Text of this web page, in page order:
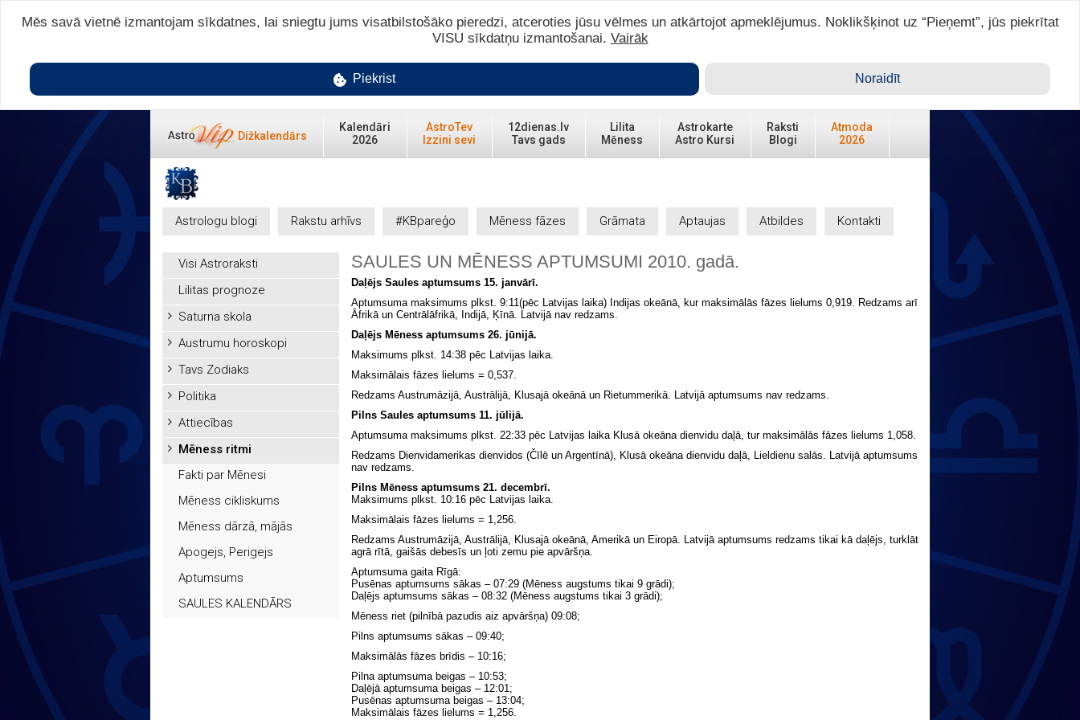
Ienākt ar ASTRO VIP >
Reģistrēties
Dižkalendārs
Kalendāri
2026
AstroTev
Izzini sevi
12dienas.lv
Tavs gads
Lilita
Mēness
Astrokarte
Astro Kursi
Raksti
Blogi
Atmoda
2026
Astrologu blogi Rakstu arhīvs #KBpareģo Mēness fāzes Grāmata Aptaujas Atbildes Kontakti
Visi Astroraksti
Lilitas prognoze
Saturna skola
Austrumu horoskopi
Tavs Zodiaks
Politika
Attiecības
Mēness ritmi
Fakti par Mēnesi
Mēness cikliskums
Mēness dārzā, mājās
Apogejs, Perigejs
Aptumsums
SAULES KALENDĀRS
SAULES UN MĒNESS APTUMSUMI 2010. gadā.
Daļējs Saules aptumsums 15. janvārī.
Aptumsuma maksimums plkst. 9:11(pēc Latvijas laika) Indijas okeānā, kur maksimālās fāzes lielums 0,919. Redzams arī
Āfrikā un Centrālāfrikā, Indijā, Ķīnā. Latvijā nav redzams.
Daļējs Mēness aptumsums 26. jūnijā.
Maksimums plkst. 14:38 pēc Latvijas laika.
Maksimālais fāzes lielums = 0,537.
Redzams Austrumāzijā, Austrālijā, Klusajā okeānā un Rietummerikā. Latvijā aptumsums nav redzams.
Pilns Saules aptumsums 11. jūlijā.
Aptumsuma maksimums plkst. 22:33 pēc Latvijas laika Klusā okeāna dienvidu daļā, tur maksimālās fāzes lielums 1,058.
Redzams Dienvidamerikas dienvidos (Čīlē un Argentīnā), Klusā okeāna dienvidu daļā, Lieldienu salās. Latvijā aptumsums
nav redzams.
Pilns Mēness aptumsums 21. decembrī.
Maksimums plkst. 10:16 pēc Latvijas laika.
Maksimālais fāzes lielums = 1,256.
Redzams Austrumāzijā, Austrālijā, Klusajā okeānā, Amerikā un Eiropā. Latvijā aptumsums redzams tikai kā daļējs, turklāt
agrā rītā, gaišās debesīs un ļoti zemu pie apvāršņa.
Aptumsuma gaita Rīgā:
Pusēnas aptumsums sākas – 07:29 (Mēness augstums tikai 9 grādi);
Daļējs aptumsums sākas – 08:32 (Mēness augstums tikai 3 grādi);
Mēness riet (pilnībā pazudis aiz apvāršņa) 09:08;
Pilns aptumsums sākas – 09:40;
Maksimālās fāzes brīdis – 10:16;
Pilna aptumsuma beigas – 10:53;
Daļējā aptumsuma beigas – 12:01;
Pusēnas aptumsuma beigas – 13:04;
Maksimālais fāzes lielums = 1,256.
Mēs savā vietnē izmantojam sīkdatnes, lai sniegtu jums visatbilstošāko pieredzi, atceroties jūsu vēlmes un atkārtojot apmeklējumus. Noklikšķinot uz “Pieņemt”, jūs piekrītat
VISU sīkdatņu izmantošanai. Vairāk
Piekrist Noraidīt